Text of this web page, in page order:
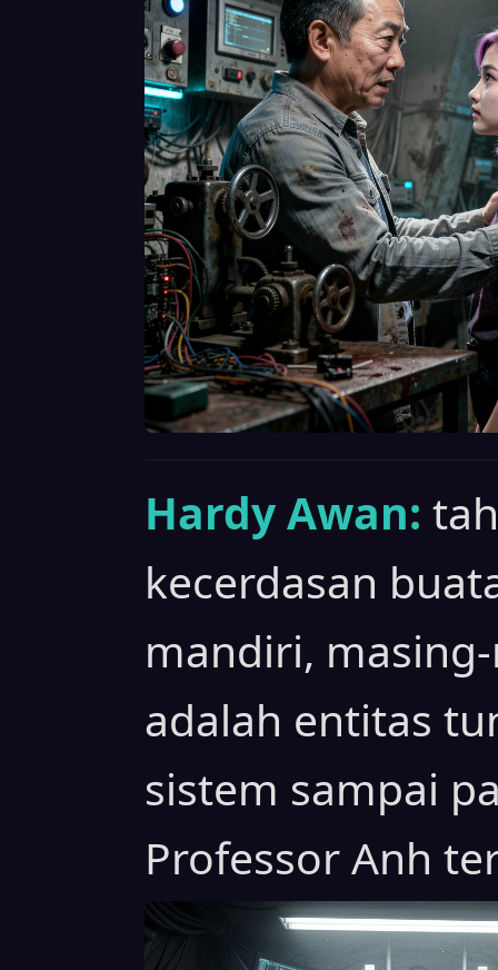
Hardy Awan:
kecerdasan
mandiri,
adalah entitas
sistem sampai
Professor Anh